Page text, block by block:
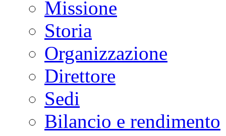
Missione
Storia
Organizzazione
Direttore
Sedi
Bilancio e rendimento